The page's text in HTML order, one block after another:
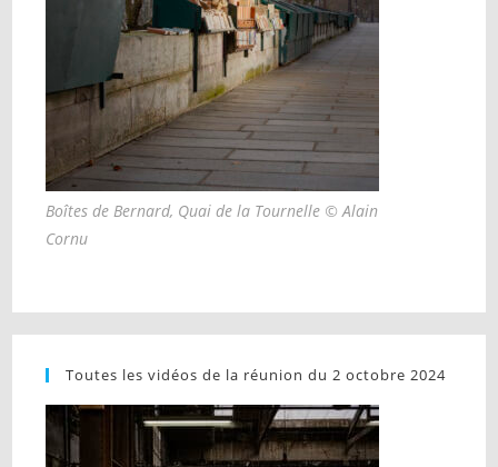
Boîtes de Bernard, Quai de la Tournelle © Alain
Cornu
Toutes les vidéos de la réunion du 2 octobre 2024